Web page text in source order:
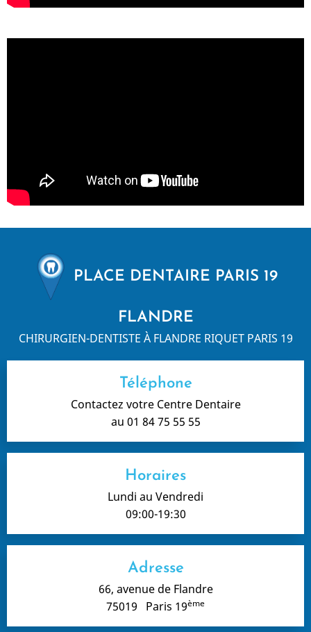
PLACE DENTAIRE PARIS 19
FLANDRE
CHIRURGIEN-DENTISTE À FLANDRE RIQUET PARIS 19
Téléphone
Contactez votre Centre Dentaire
au 01 84 75 55 55
Horaires
Lundi au Vendredi
09:00-19:30
Adresse
66, avenue de Flandre
75019 Paris 19ème